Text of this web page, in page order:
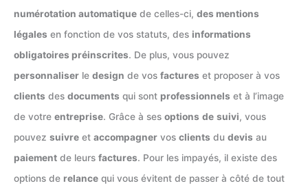
numérotation automatique de celles-ci, des mentions
légales en fonction de vos statuts, des informations
obligatoires préinscrites. De plus, vous pouvez
personnaliser le design de vos factures et proposer à vos
clients des documents qui sont professionnels et à l’image
de votre entreprise. Grâce à ses options de suivi, vous
pouvez suivre et accompagner vos clients du devis au
paiement de leurs factures. Pour les impayés, il existe des
options de relance qui vous évitent de passer à côté de tout